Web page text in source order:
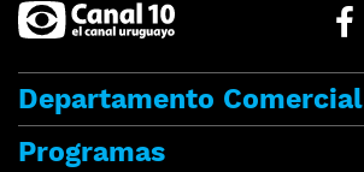
Departamento Comercial
Programas